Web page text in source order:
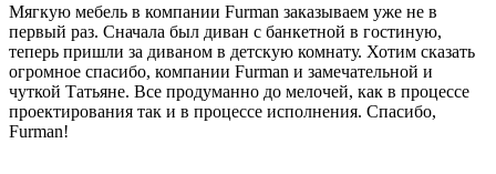
Мягкую мебель в компании Furman заказываем уже не в
первый раз. Сначала был диван с банкетной в гостиную,
теперь пришли за диваном в детскую комнату. Хотим сказать
огромное спасибо, компании Furman и замечательной и
чуткой Татьяне. Все продуманно до мелочей, как в процессе
проектирования так и в процессе исполнения. Спасибо,
Furman!